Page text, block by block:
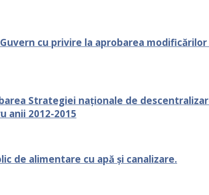
cu privire la aprobarea
Strategiei naționale de
anii 2012-2015
de alimentare cu apă și canalizare.